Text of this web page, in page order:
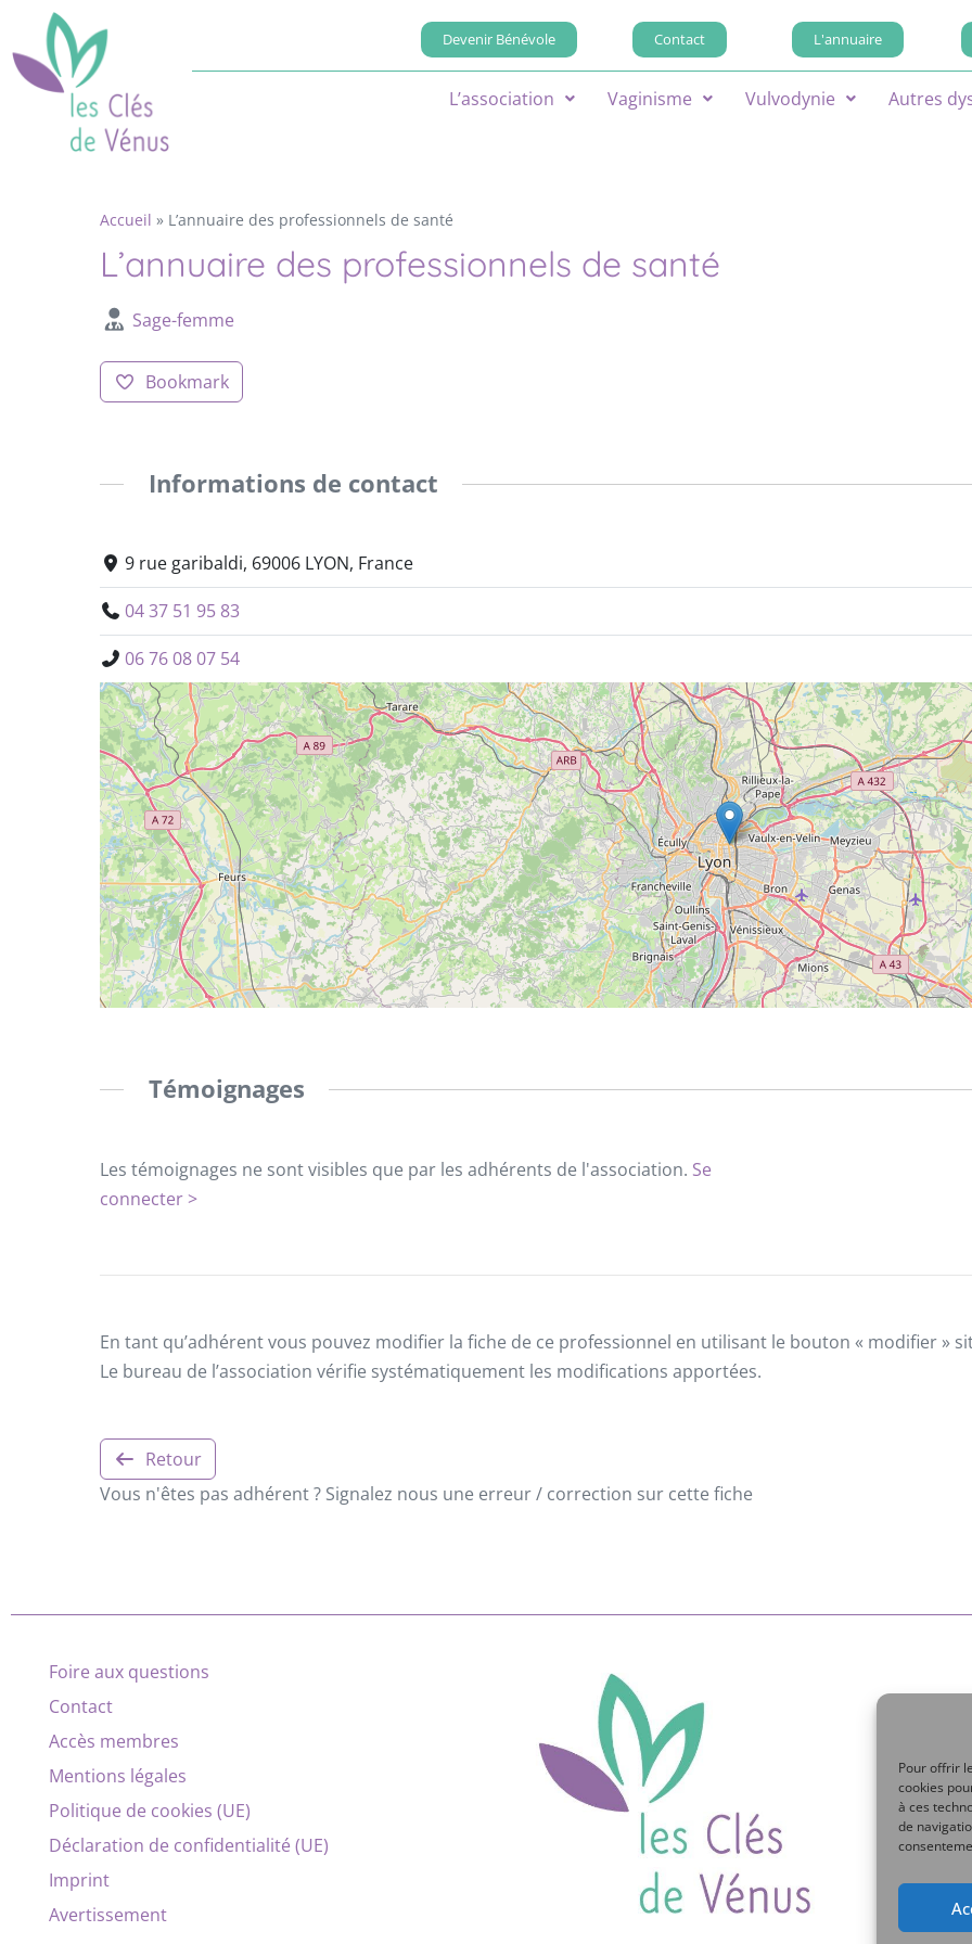
Pour offrir
cookies
à ces
de
Devenir Bénévole Contact L'annuaire
L’association Vaginisme Vulvodynie Autres
Accueil » L’annuaire des professionnels de santé
L’annuaire des professionnels de santé
Sage-femme
Bookmark
Informations de contact
9 rue garibaldi, 69006 LYON, France
04 37 51 95 83
06 76 08 07 54
Témoignages
Les témoignages ne sont visibles que par les adhérents de l'association. Se
connecter >
En tant qu’adhérent vous pouvez modifier la fiche de ce professionnel en utilisant le bouton « modifier »
Le bureau de l’association vérifie systématiquement les modifications apportées.
Retour
Vous n'êtes pas adhérent ? Signalez nous une erreur / correction sur cette fiche
Foire aux questions
Contact
Accès membres
Mentions légales
Politique de cookies (UE)
Déclaration de confidentialité (UE)
Imprint
Avertissement